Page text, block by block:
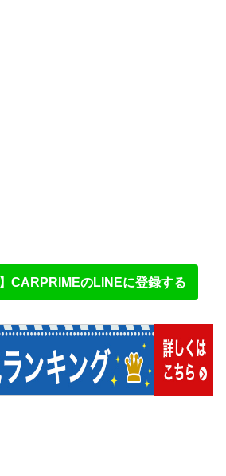
CARPRIMEのLINEに登録する